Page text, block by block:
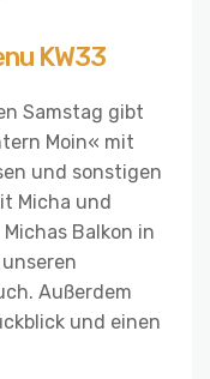
KW33
Samstag gibt
Moin« mit
und sonstigen
Micha und
Michas Balkon in
Außerdem
und einen